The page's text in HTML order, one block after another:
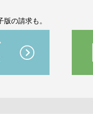
の請求も。